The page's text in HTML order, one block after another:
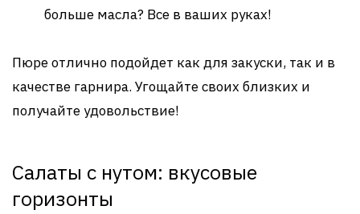
больше масла? Все в ваших руках!
Пюре отлично подойдет как для закуски, так и в
качестве гарнира. Угощайте своих близких и
получайте удовольствие!
Салаты с нутом: вкусовые
горизонты